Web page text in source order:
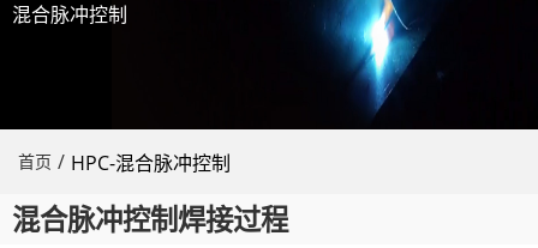
混合脉冲控制
首页 / HPC-混合脉冲控制
混合脉冲控制焊接过程